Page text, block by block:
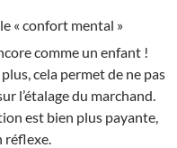
« confort mental »
comme un enfant !
cela permet de ne pas
l’étalage du marchand.
est bien plus payante,